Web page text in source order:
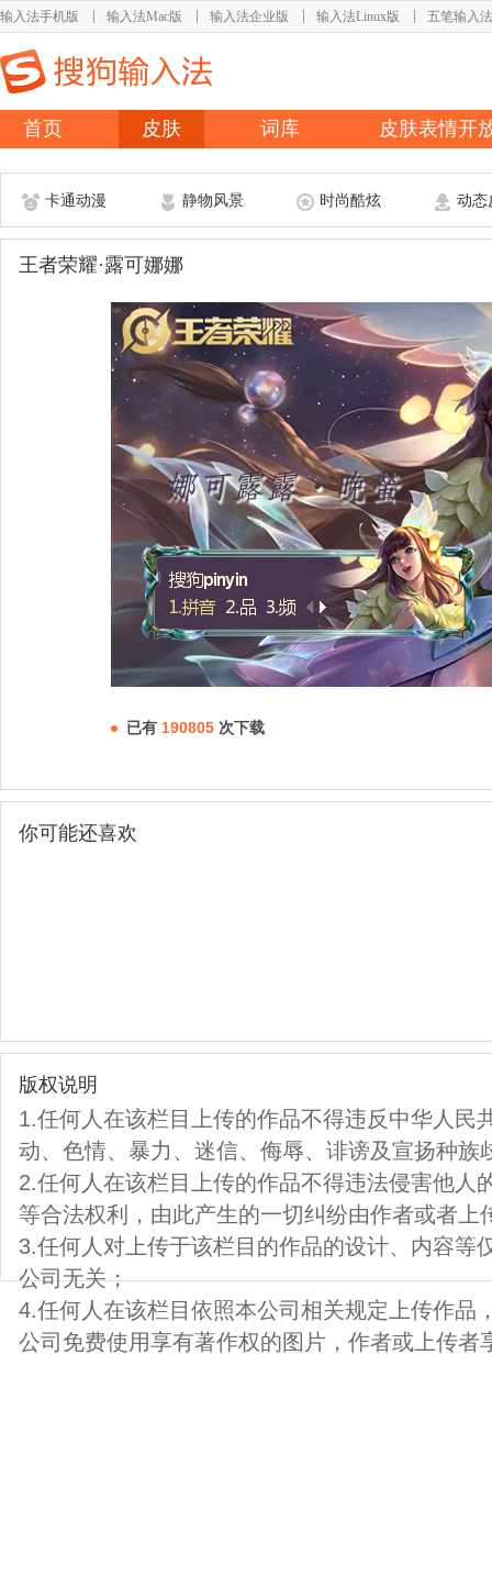
输入法手机版 输入法Mac版 输入法企业版 输入法Linux版 五笔输入法
首页 皮肤 词库 皮肤表情开
卡通动漫 静物风景 时尚酷炫 动态
王者荣耀·露可娜娜
已有 190805 次下载
你可能还喜欢
版权说明
1.任何人在该栏目上传的作品不得违反中华人民
动、色情、暴力、迷信、侮辱、诽谤及宣扬种族
2.任何人在该栏目上传的作品不得违法侵害他人
等合法权利，由此产生的一切纠纷由作者或者上
3.任何人对上传于该栏目的作品的设计、内容等
公司无关；
4.任何人在该栏目依照本公司相关规定上传作品
公司免费使用享有著作权的图片，作者或上传者